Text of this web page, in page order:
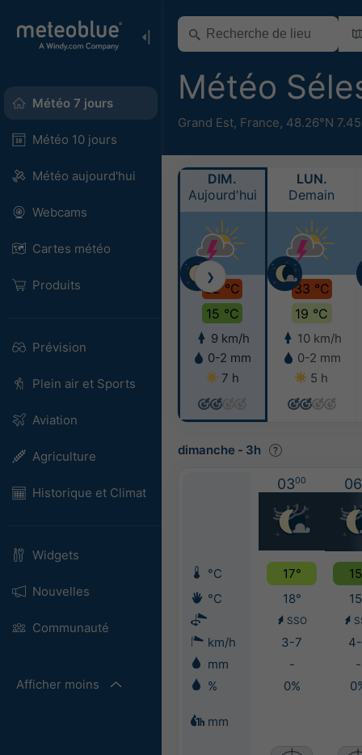
Météo 7 jours
Météo 10 jours
Météo aujourd'hui
Webcams
Cartes météo
Produits
Prévision
Plein air et Sports
Aviation
Agriculture
Historique et Climat
Widgets
Nouvelles
Communauté
Afficher moins
Météo
Grand Est, France, 48.26°N
DIM.
Aujourd'hui
32 °C
15 °C
9 km/h
0-2 mm
7 h
LUN.
Demain
33 °C
19 °C
10 km/h
0-2 mm
5 h
❯
dimanche - 3h
0300 06
°C 17°
°C
18°
SSO
km/h 3-7
mm
- -
%
0%
mm